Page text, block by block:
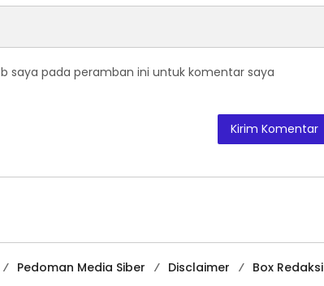
saya pada peramban ini untuk komentar saya
Pedoman Media Siber Disclaimer Box Redaksi